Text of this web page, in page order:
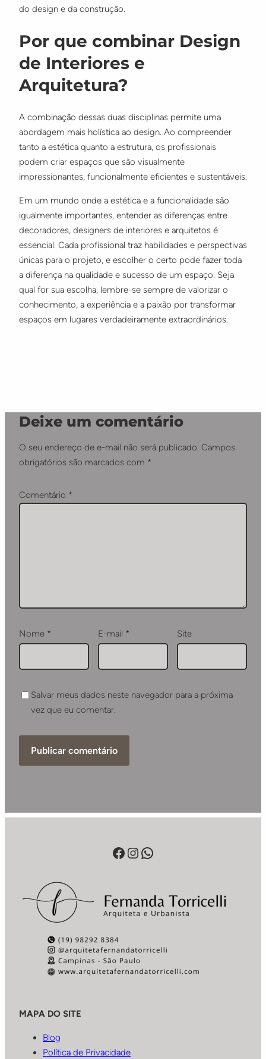
do design e da construção.
Por que combinar Design
de Interiores e
Arquitetura?
A combinação dessas duas disciplinas permite uma
abordagem mais holística ao design. Ao compreender
tanto a estética quanto a estrutura, os profissionais
podem criar espaços que são visualmente
impressionantes, funcionalmente eficientes e sustentáveis.
Em um mundo onde a estética e a funcionalidade são
igualmente importantes, entender as diferenças entre
decoradores, designers de interiores e arquitetos é
essencial. Cada profissional traz habilidades e perspectivas
únicas para o projeto, e escolher o certo pode fazer toda
a diferença na qualidade e sucesso de um espaço. Seja
qual for sua escolha, lembre-se sempre de valorizar o
conhecimento, a experiência e a paixão por transformar
espaços em lugares verdadeiramente extraordinários.
Deixe um comentário
O seu endereço de e-mail não será publicado. Campos
obrigatórios são marcados com *
Comentário *
Nome * E-mail * Site
Salvar meus dados neste navegador para a próxima
vez que eu comentar.
Facebook
Instagram
WhatsApp
MAPA DO SITE
Blog
Política de Privacidade